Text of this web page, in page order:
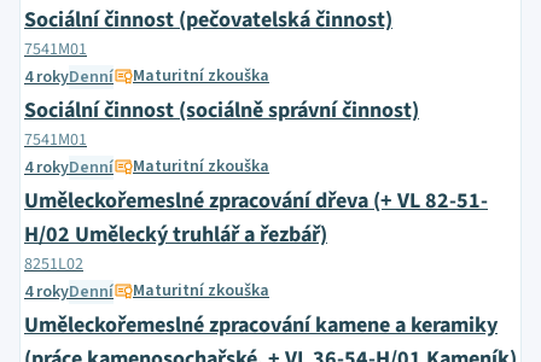
Sociální činnost (pečovatelská činnost)
7541M01
4 rokyDenní Maturitní zkouška
Sociální činnost (sociálně správní činnost)
7541M01
4 rokyDenní Maturitní zkouška
Uměleckořemeslné zpracování dřeva (+ VL 82-51-
H/02 Umělecký truhlář a řezbář)
8251L02
4 rokyDenní Maturitní zkouška
Uměleckořemeslné zpracování kamene a keramiky